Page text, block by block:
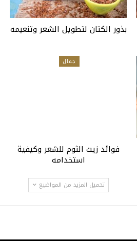
بذور الكتان لتطويل الشعر وتنعيمه
جمال
فوائد زيت الثوم للشعر وكيفية
استخدامه
تحميل المزيد من المواضيع